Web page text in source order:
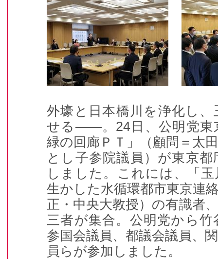
外壕と日本橋川を浄化し
せる――。24日、公明党東
緑の回廊ＰＴ」（顧問＝太
とし子参院議員）が東京
しました。これには、「
生かした水循環都市東京連
正・中央大教授）の有識者
三者が集合。公明党から
参国会議員、都議会議員、
員らが参加しました。